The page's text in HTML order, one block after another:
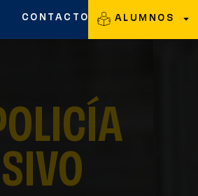
CONTACTO ALUMNOS